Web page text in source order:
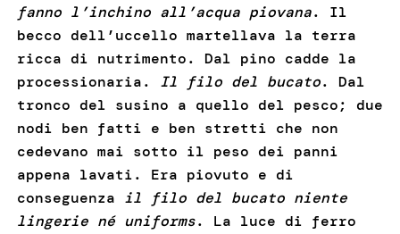
fanno l’inchino all’acqua piovana. Il
becco dell’uccello martellava la terra
ricca di nutrimento. Dal pino cadde la
processionaria. Il filo del bucato. Dal
tronco del susino a quello del pesco; due
nodi ben fatti e ben stretti che non
cedevano mai sotto il peso dei panni
appena lavati. Era piovuto e di
conseguenza il filo del bucato niente
lingerie né uniforms. La luce di ferro